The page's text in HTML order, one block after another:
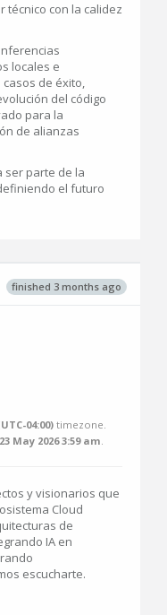
técnico con la calidez
locales e
de éxito,
del código
para la
de alianzas
ser parte de la
el futuro
finished 3 months ago
04:00) timezone.
23 May 2026 3:59 am.
y visionarios que
Cloud
de
IA en
escucharte.